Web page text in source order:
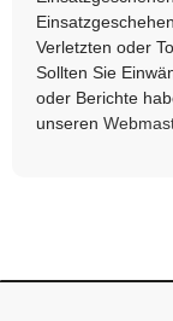
Verletzten oder
Sollten Sie
oder Berichte
unseren